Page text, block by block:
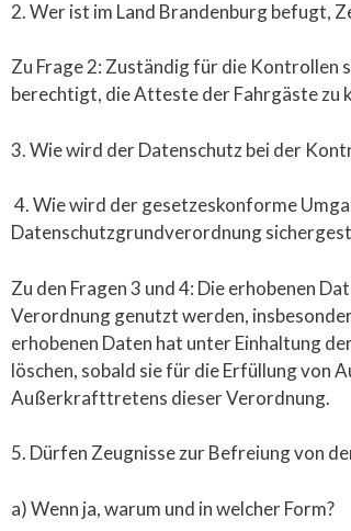
2. Wer ist im Land Brandenburg befugt,
Zu Frage 2: Zuständig für die Kontrollen
berechtigt, die Atteste der Fahrgäste zu
3. Wie wird der Datenschutz bei der
4. Wie wird der gesetzeskonforme
Datenschutzgrundverordnung
Zu den Fragen 3 und 4: Die erhobenen
Verordnung genutzt werden,
erhobenen Daten hat unter Einhaltung
löschen, sobald sie für die Erfüllung von
Außerkrafttretens dieser Verordnung.
5. Dürfen Zeugnisse zur Befreiung von
a) Wenn ja, warum und in welcher Form?